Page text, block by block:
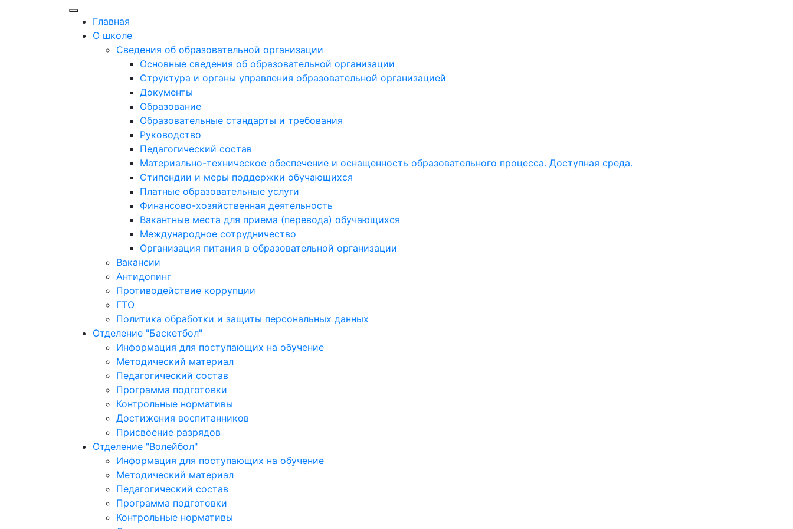
Главная
О школе
Сведения об образовательной организации
Основные сведения об образовательной организации
Структура и органы управления образовательной организацией
Документы
Образование
Образовательные стандарты и требования
Руководство
Педагогический состав
Материально-техническое обеспечение и оснащенность образовательного процесса. Доступная среда.
Стипендии и меры поддержки обучающихся
Платные образовательные услуги
Финансово-хозяйственная деятельность
Вакантные места для приема (перевода) обучающихся
Международное сотрудничество
Организация питания в образовательной организации
Вакансии
Антидопинг
Противодействие коррупции
ГТО
Политика обработки и защиты персональных данных
Отделение "Баскетбол"
Информация для поступающих на обучение
Методический материал
Педагогический состав
Программа подготовки
Контрольные нормативы
Достижения воспитанников
Присвоение разрядов
Отделение "Волейбол"
Информация для поступающих на обучение
Методический материал
Педагогический состав
Программа подготовки
Контрольные нормативы